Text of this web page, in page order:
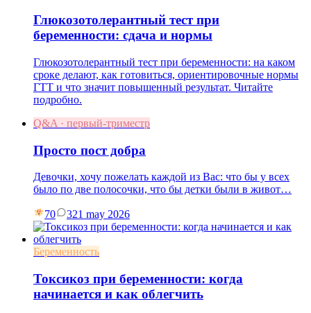
Глюкозотолерантный тест при
беременности: сдача и нормы
Глюкозотолерантный тест при беременности: на каком
сроке делают, как готовиться, ориентировочные нормы
ГТТ и что значит повышенный результат. Читайте
подробно.
Q&A · первый-триместр
Просто пост добра
Девочки, хочу пожелать каждой из Вас: что бы у всех
было по две полосочки, что бы детки были в живот…
70 321 may 2026
Беременность
Токсикоз при беременности: когда
начинается и как облегчить